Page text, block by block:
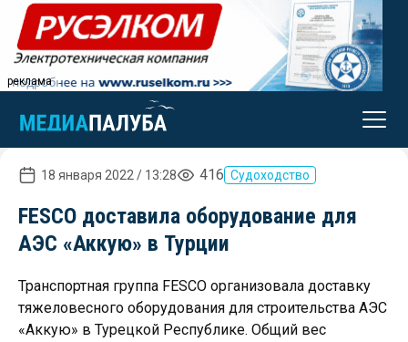
реклама
18 января 2022 / 13:28 416 Судоходство
FESCO доставила оборудование для
АЭС «Аккую» в Турции
Транспортная группа FESCO организовала доставку
тяжеловесного оборудования для строительства АЭС
«Аккую» в Турецкой Республике. Общий вес